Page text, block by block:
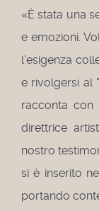
«È stata una
e emozioni.
l'esigenza
e rivolgersi al
racconta con
direttrice
nostro
si è inserito
portando